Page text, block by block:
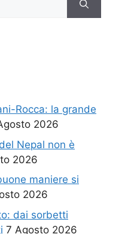
Rocca: la grande
2026
Nepal non è
2026
maniere si
2026
dai sorbetti
7 Agosto 2026